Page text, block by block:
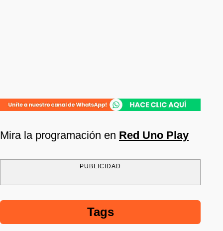
Mira la programación en Red Uno Play
PUBLICIDAD
Tags